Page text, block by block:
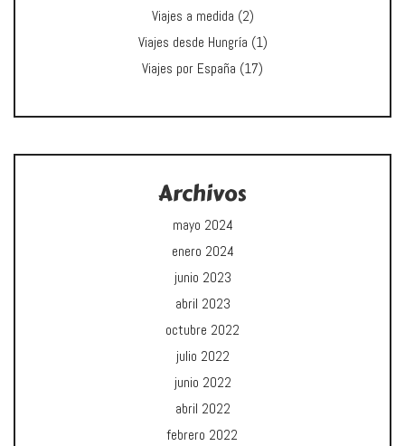
Viajes a medida (2)
Viajes desde Hungría (1)
Viajes por España (17)
Archivos
mayo 2024
enero 2024
junio 2023
abril 2023
octubre 2022
julio 2022
junio 2022
abril 2022
febrero 2022